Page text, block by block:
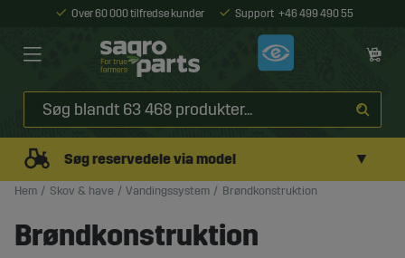
Over 60 000 tilfredse kunder Support +46 499 490 55
Søg reservedele via model ▼
Hem Skov & have Vandingssystem Brøndkonstruktion
Brøndkonstruktion